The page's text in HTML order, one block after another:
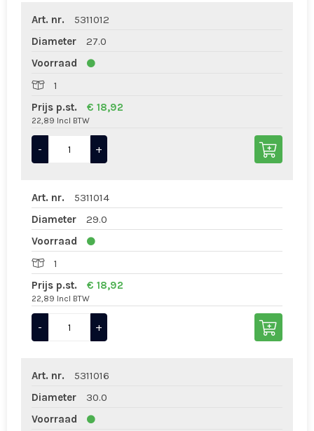
Art. nr.
5311012
Diameter
27.0
Voorraad
1
Prijs p.st.
€ 18,92
22,89 Incl BTW
- +
Art. nr.
5311014
Diameter
29.0
Voorraad
1
Prijs p.st.
€ 18,92
22,89 Incl BTW
- +
Art. nr.
5311016
Diameter
30.0
Voorraad